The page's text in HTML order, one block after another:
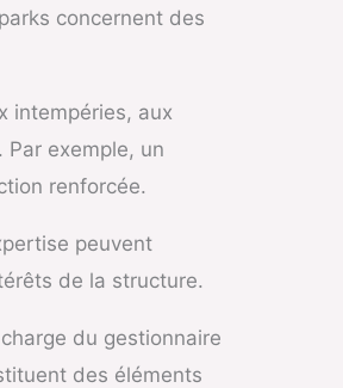
concernent des
intempéries, aux
exemple, un
renforcée.
peuvent
de la structure.
du gestionnaire
des éléments